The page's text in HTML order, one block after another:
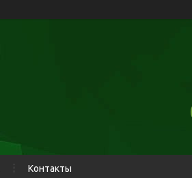
Контакты